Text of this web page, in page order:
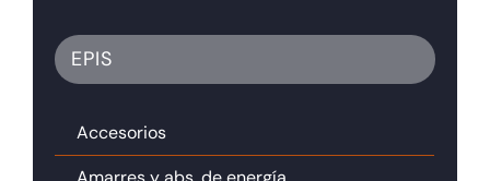
EPIS
Accesorios